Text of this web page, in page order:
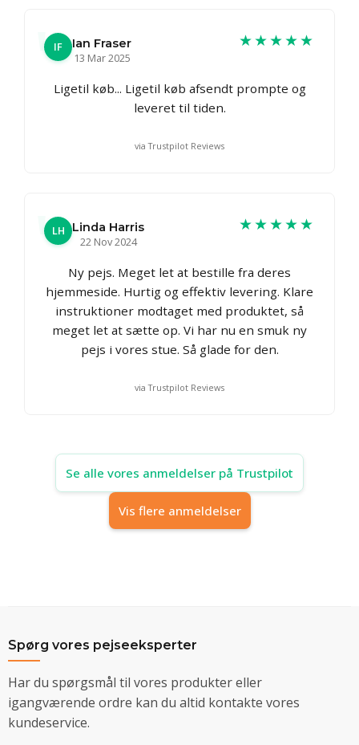
IF
Ian Fraser
13 Mar 2025
★★★★★
Ligetil køb... Ligetil køb afsendt prompte og
leveret til tiden.
via Trustpilot Reviews
LH
Linda Harris
22 Nov 2024
★★★★★
Ny pejs. Meget let at bestille fra deres
hjemmeside. Hurtig og effektiv levering. Klare
instruktioner modtaget med produktet, så
meget let at sætte op. Vi har nu en smuk ny
pejs i vores stue. Så glade for den.
via Trustpilot Reviews
Se alle vores anmeldelser på Trustpilot
Vis flere anmeldelser
Spørg vores pejseeksperter
Har du spørgsmål til vores produkter eller
igangværende ordre kan du altid kontakte vores
kundeservice.